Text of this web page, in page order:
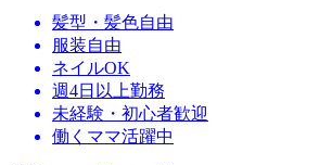
髪型・髪色自由
服装自由
ネイルOK
週4日以上勤務
未経験・初心者歓迎
働くママ活躍中